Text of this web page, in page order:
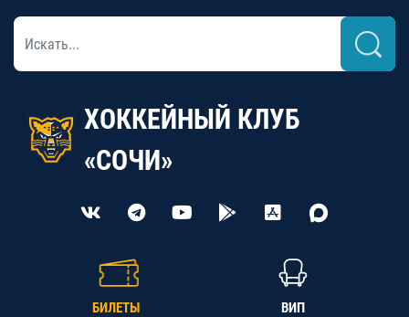
ХОККЕЙНЫЙ КЛУБ
«СОЧИ»
БИЛЕТЫ ВИП